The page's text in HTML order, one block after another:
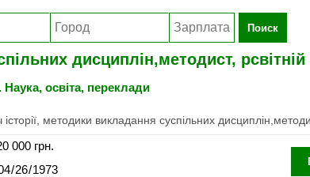
Поиск
дисциплін,методист, рсвітній
освіта, переклади
методики викладання суспільних
000 грн.